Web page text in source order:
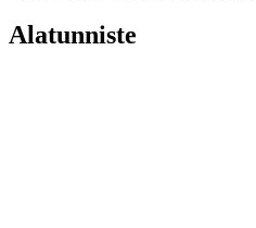
Alatunniste